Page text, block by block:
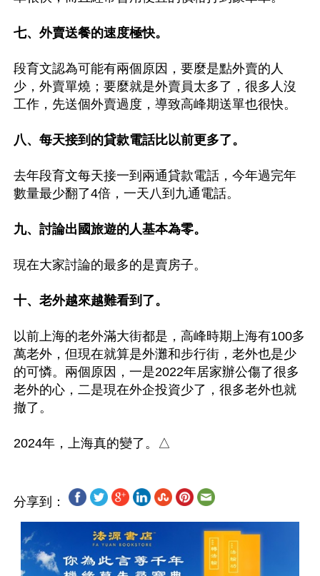
七、外賣送餐的速度極快。
段育文認為可能有兩個原因，要麼是點外賣的人
少，外賣單燒；要麼就是外賣員太多了，很多人沒
工作，先送個外賣過度，導致高峰期送單也很快。
八、每天接到的貸款電話比以前更多了。
去年段育文每天接一到兩通貸款電話，今年過完年
數量最少翻了4倍，一天八到九通電話。
九、討論出國旅遊的人基本為零。
現在大家討論的最多的是賣房子。
十、老外越來越難看到了。
以前上海的老外滿大街都是，高峰時期上海有100多
萬老外，但現在就算是外灘和步行街，老外也是少
的可憐。兩個原因，一是2022年居家辦公傷了很多
老外的心，二是現在外企投資少了，很多老外也就
撤了。
分享到：